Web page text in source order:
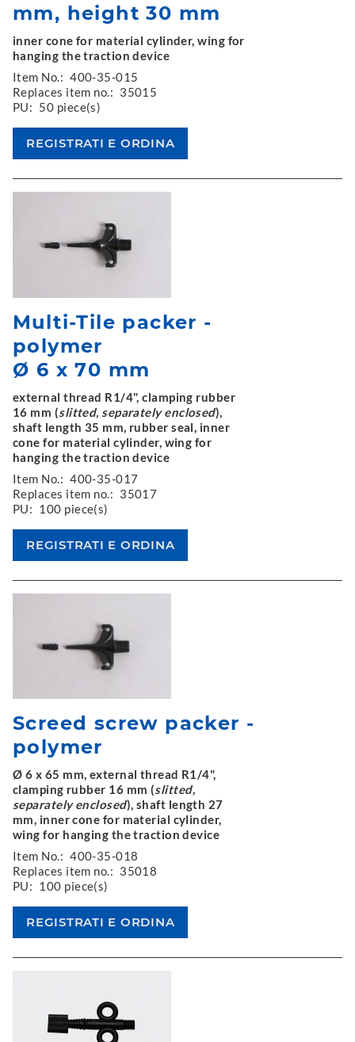
mm, height 30 mm
inner cone for material cylinder, wing for
hanging the traction device
Item No.: 400-35-015
Replaces item no.: 35015
PU: 50 piece(s)
Multi-Tile packer -
polymer
Ø 6 x 70 mm
external thread R1/4", clamping rubber
16 mm (slitted, separately enclosed),
shaft length 35 mm, rubber seal, inner
cone for material cylinder, wing for
hanging the traction device
Item No.: 400-35-017
Replaces item no.: 35017
PU: 100 piece(s)
Screed screw packer -
polymer
Ø 6 x 65 mm, external thread R1/4",
clamping rubber 16 mm (slitted,
separately enclosed), shaft length 27
mm, inner cone for material cylinder,
wing for hanging the traction device
Item No.: 400-35-018
Replaces item no.: 35018
PU: 100 piece(s)